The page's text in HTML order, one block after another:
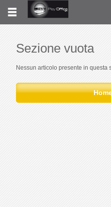
Sezione vuota
Nessun articolo presente in questa